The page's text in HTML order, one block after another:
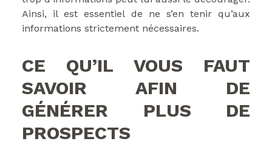
Ainsi, il est essentiel de ne s’en tenir qu’aux
informations strictement nécessaires.
CE QU’IL VOUS FAUT
SAVOIR AFIN DE
GÉNÉRER PLUS DE
PROSPECTS